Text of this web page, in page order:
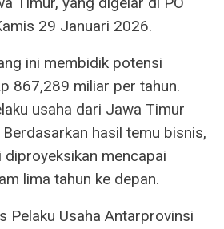
29 Januari 2026.
ini membidik potensi
867,289 miliar per tahun.
usaha dari Jawa Timur
hasil temu bisnis,
mencapai
lima tahun ke depan.
Pelaku Usaha Antarprovinsi